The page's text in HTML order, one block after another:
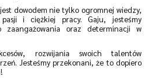
dowodem nie tylko ogromnej wiedzy,
i ciężkiej pracy. Gaju, jesteśmy
zaangażowania oraz determinacji w
rozwijania swoich talentów
Jesteśmy przekonani, że to dopiero